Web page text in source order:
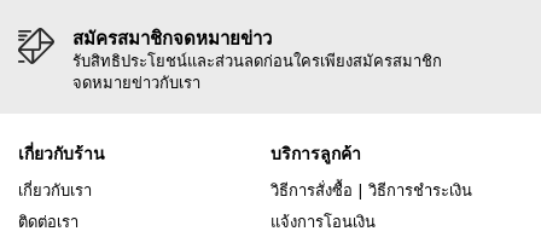
สมัครสมาชิกจดหมายข่าว
รับสิทธิประโยชน์และส่วนลดก่อนใครเพียงสมัครสมาชิก
จดหมายข่าวกับเรา
เกี่ยวกับร้าน
เกี่ยวกับเรา
ติดต่อเรา
บริการลูกค้า
วิธีการสั่งซื้อ | วิธีการชำระเงิน
แจ้งการโอนเงิน